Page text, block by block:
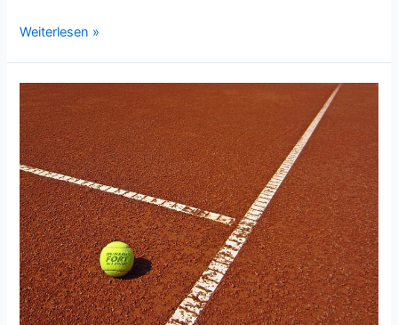
Warum
wichtiger
Bestandteil
deines
Spiels
sein
sollte
Weiterlesen »